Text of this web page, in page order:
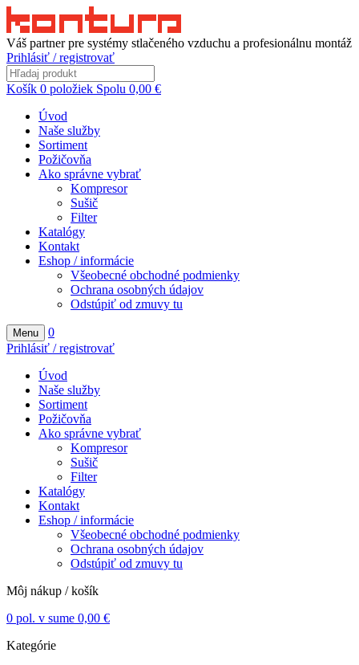
Váš partner pre systémy stlačeného vzduchu a profesionálnu montáž
Prihlásiť / registrovať
Košík 0 položiek Spolu 0,00 €
Úvod
Naše služby
Sortiment
Požičovňa
Ako správne vybrať
Kompresor
Sušič
Filter
Katalógy
Kontakt
Eshop / informácie
Všeobecné obchodné podmienky
Ochrana osobných údajov
Odstúpiť od zmuvy tu
Menu
0
Prihlásiť / registrovať
Úvod
Naše služby
Sortiment
Požičovňa
Ako správne vybrať
Kompresor
Sušič
Filter
Katalógy
Kontakt
Eshop / informácie
Všeobecné obchodné podmienky
Ochrana osobných údajov
Odstúpiť od zmuvy tu
Môj nákup / košík
0 pol. v sume 0,00 €
Kategórie